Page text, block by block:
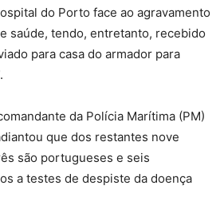
do Porto face ao agravamento
saúde, tendo, entretanto, recebido
para casa do armador para
da Polícia Marítima (PM)
que dos restantes nove
são portugueses e seis
a testes de despiste da doença